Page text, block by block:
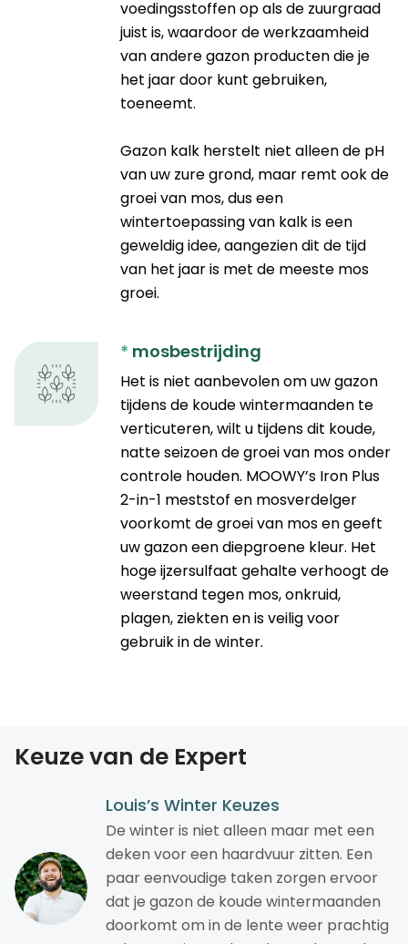
voedingsstoffen op als de zuurgraad
juist is, waardoor de werkzaamheid
van andere gazon producten die je
het jaar door kunt gebruiken,
toeneemt.
Gazon kalk herstelt niet alleen de pH
van uw zure grond, maar remt ook de
groei van mos, dus een
wintertoepassing van kalk is een
geweldig idee, aangezien dit de tijd
van het jaar is met de meeste mos
groei.
* mosbestrijding
Het is niet aanbevolen om uw gazon
tijdens de koude wintermaanden te
verticuteren, wilt u tijdens dit koude,
natte seizoen de groei van mos onder
controle houden. MOOWY’s Iron Plus
2-in-1 meststof en mosverdelger
voorkomt de groei van mos en geeft
uw gazon een diepgroene kleur. Het
hoge ijzersulfaat gehalte verhoogt de
weerstand tegen mos, onkruid,
plagen, ziekten en is veilig voor
gebruik in de winter.
Keuze van de Expert
Louis’s Winter Keuzes
De winter is niet alleen maar met een
deken voor een haardvuur zitten. Een
paar eenvoudige taken zorgen ervoor
dat je gazon de koude wintermaanden
doorkomt om in de lente weer prachtig